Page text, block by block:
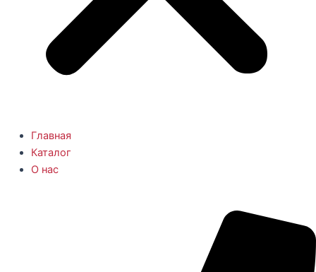
Главная
Каталог
О нас